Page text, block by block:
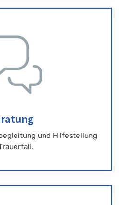
und Hilfestellung